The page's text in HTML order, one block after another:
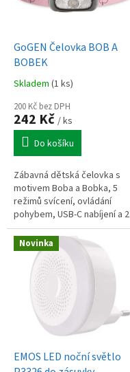
GoGEN Čelovka BOB A
BOBEK
Skladem (1 ks)
200 Kč bez DPH
242 Kč / ks
Do košíku
Zábavná dětská čelovka s
motivem Boba a Bobka, 5
režimů svícení, ovládání
pohybem, USB-C nabíjení a 2
barevné pásky v balení
Novinka
EMOS LED noční světlo